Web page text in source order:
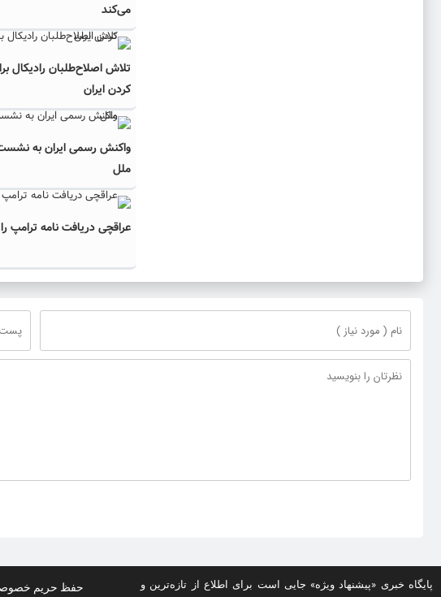
می‌کند
تلاش اصلاح‌طلبان رادیکال
کردن ایران
واکنش رسمی ایران به
ملل
عراقچی دریافت نامه ترامپ
پایگاه خبری «پیشنهاد ویژه» جایی است برای اطلاع از تازه‌ترین و حفظ حریم